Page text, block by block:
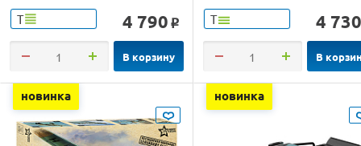
Т 4 790 o
В корзину
Т 4 730
В
новинка новинка